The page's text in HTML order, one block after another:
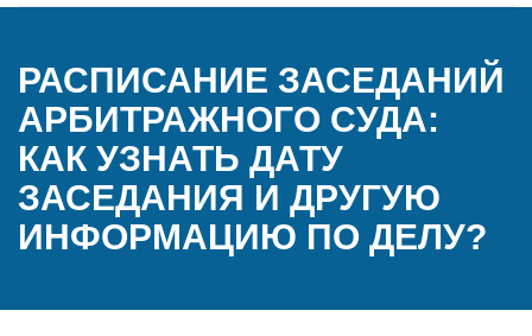
РАСПИСАНИЕ ЗАСЕДАНИЙ
АРБИТРАЖНОГО СУДА:
КАК УЗНАТЬ ДАТУ
ЗАСЕДАНИЯ И ДРУГУЮ
ИНФОРМАЦИЮ ПО ДЕЛУ?